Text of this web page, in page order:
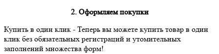
2. Оформляем покупки
Купить в один клик - Теперь вы можете купить товар в один
клик без обязательных регистраций и утомительных
заполнений множества форм!